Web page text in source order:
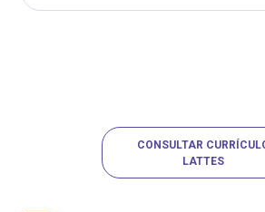
CONSULTAR
LATTES